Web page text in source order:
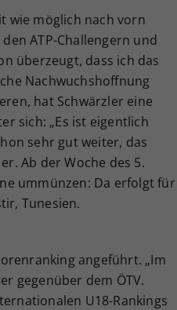
wie möglich nach vorn
ATP-Challengern und
überzeugt, dass ich das
Nachwuchshoffnung
hat Schwärzler eine
sich: „Es ist eigentlich
sehr gut weiter, das
Ab der Woche des 5.
ummünzen: Da erfolgt für
Tunesien.
angeführt. „Im
gegenüber dem ÖTV.
U18-Rankings